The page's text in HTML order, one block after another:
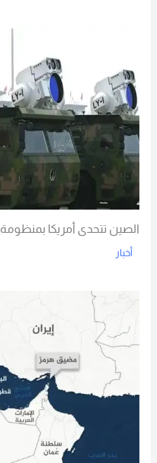
الصين تتحدى أمريكا بمنظومة LW-60 الليزرية
أخبار